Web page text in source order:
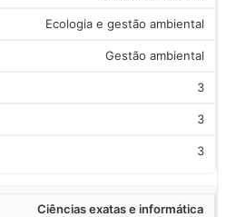
Ecologia e gestão ambiental
Gestão ambiental
3
3
3
Ciências exatas e informática